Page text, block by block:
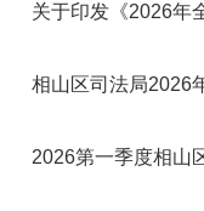
关于印发《2026年
相山区司法局2026
2026第一季度相山